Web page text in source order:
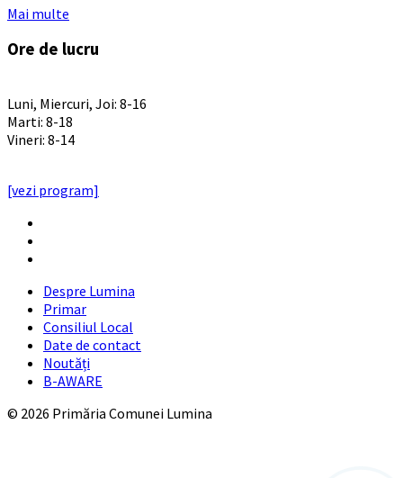
Mai multe
Ore de lucru
Luni, Miercuri, Joi: 8-16
Marti: 8-18
Vineri: 8-14
[vezi program]
Despre Lumina
Primar
Consiliul Local
Date de contact
Noutăți
B-AWARE
© 2026 Primăria Comunei Lumina